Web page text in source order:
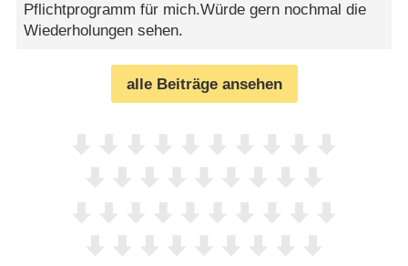
Pflichtprogramm für mich.Würde gern nochmal die
Wiederholungen sehen.
alle Beiträge ansehen